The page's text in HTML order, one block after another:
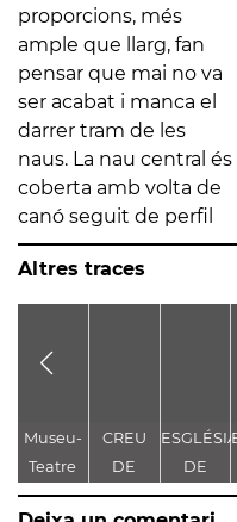
proporcions, més
ample que llarg, fan
pensar que mai no va
ser acabat i manca el
darrer tram de les
naus. La nau central és
coberta amb volta de
canó seguit de perfil
totalment
arrebossada, podria
datar-se al segle XVII (a
la llinda de la porta
d'accés hi ha la data
1642), té un òcul i un
campanar de cadireta
Altres traces
Museu-
Teatre
Dalí
CREU
DE
TERME
ESGLÉSIA
DE
SANTA